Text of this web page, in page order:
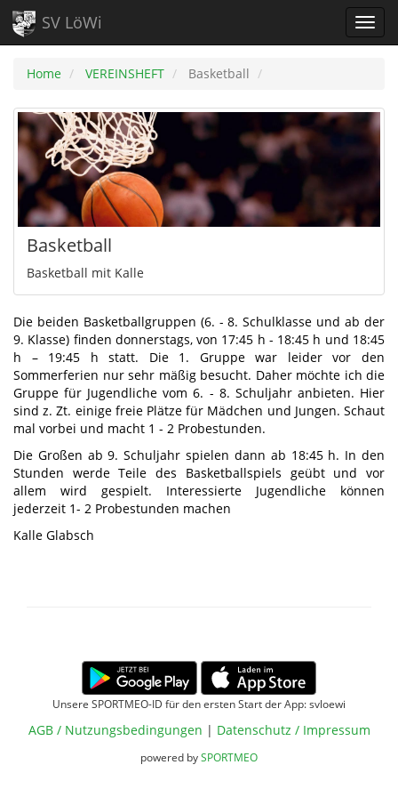
SV LöWi
Home VEREINSHEFT Basketball
Basketball
Basketball mit Kalle
Die beiden Basketballgruppen (6. - 8. Schulklasse und ab der
9. Klasse) finden donnerstags, von 17:45 h - 18:45 h und 18:45
h – 19:45 h statt. Die 1. Gruppe war leider vor den
Sommerferien nur sehr mäßig besucht. Daher möchte ich die
Gruppe für Jugendliche vom 6. - 8. Schuljahr anbieten. Hier
sind z. Zt. einige freie Plätze für Mädchen und Jungen. Schaut
mal vorbei und macht 1 - 2 Probestunden.
Die Großen ab 9. Schuljahr spielen dann ab 18:45 h. In den
Stunden werde Teile des Basketballspiels geübt und vor
allem wird gespielt. Interessierte Jugendliche können
jederzeit 1- 2 Probestunden machen
Kalle Glabsch
Unsere SPORTMEO-ID für den ersten Start der App: svloewi
AGB / Nutzungsbedingungen | Datenschutz / Impressum
powered bySPORTMEO